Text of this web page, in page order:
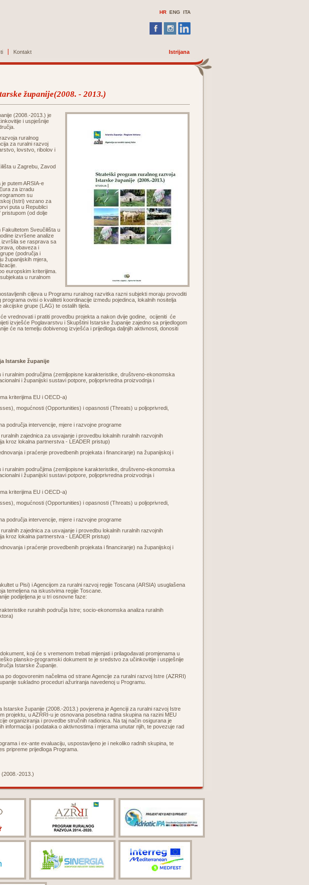
HR ENG ITA
Kontakt Istrijana
županije(2008. - 2013.)
(2008.-2013.) je
i uspješnije
ruralnog
za ruralni razvoj
lovstvo, ribolov i
u Zagrebu, Zavod
putem ARSIA-e
za izradu
su
(Istri) vezano za
puta u Republici
(od dolje
Fakultetom Sveučilišta u
izvršene analize
izvršila se rasprava sa
obaveza i
(područja i
županijskih mjera,
europskim kriterijima.
u ruralnom
ciljeva u Programu ruralnog razvitka razni subjekti moraju provoditi
ovisi o kvaliteti koordinacije između pojedinca, lokalnih nositelja
grupe (LAG) te ostalih tijela.
vrednovati i pratiti provedbu projekta a nakon dvije godine, ocijeniti će
izvješće Poglavarstvu i Skupštini Istarske županije zajedno sa prijedlogom
će na temelju dobivenog izvješća i prijedloga daljnjih aktivnosti, donositi
Istarske županije
ruralnim područjima (zemljopisne karakteristike, društveno-ekonomska
i županijski sustavi potpore, poljoprivredna proizvodnja i
kriterijima EU i OECD-a)
mogućnosti (Opportunities) i opasnosti (Threats) u poljoprivredi,
područja intervencije, mjere i razvojne programe
zajednica za usvajanje i provedbu lokalnih ruralnih razvojnih
kroz lokalna partnerstva - LEADER pristup)
i praćenje provedbenih projekata i financiranje) na županijskoj i
ruralnim područjima (zemljopisne karakteristike, društveno-ekonomska
i županijski sustavi potpore, poljoprivredna proizvodnja i
kriterijima EU i OECD-a)
mogućnosti (Opportunities) i opasnosti (Threats) u poljoprivredi,
područja intervencije, mjere i razvojne programe
zajednica za usvajanje i provedbu lokalnih ruralnih razvojnih
kroz lokalna partnerstva - LEADER pristup)
i praćenje provedbenih projekata i financiranje) na županijskoj i
u Pisi) i Agencijom za ruralni razvoj regije Toscana (ARSIA) usuglašena
temeljena na iskustvima regije Toscane.
podijeljena je u tri osnovne faze:
ruralnih područja Istre; socio-ekonomska analiza ruralnih
koji će s vremenom trebati mijenjati i prilagođavati promjenama u
plansko-programski dokument te je sredstvo za učinkovitije i uspješnije
Istarske Županije.
po dogovorenim načelima od strane Agencije za ruralni razvoj Istre (AZRRI)
sukladno proceduri ažuriranja navedenoj u Programu.
županije (2008.-2013.) povjerena je Agenciji za ruralni razvoj Istre
projektu, u AZRRI-u je osnovana posebna radna skupina na razini MEU
organiziranja i provedbe stručnih radionica. Na taj način osigurana je
informacija i podataka o aktivnostima i mjerama unutar njih, te povezuje rad
i ex-ante evaluaciju, uspostavljeno je i nekoliko radnih skupina, te
pripreme prijedloga Programa.
2013.)